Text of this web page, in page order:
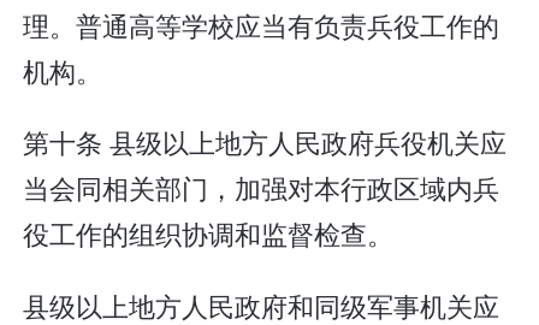
理。普通高等学校应当有负责兵役工作的
机构。
第十条 县级以上地方人民政府兵役机关应
当会同相关部门，加强对本行政区域内兵
役工作的组织协调和监督检查。
县级以上地方人民政府和同级军事机关应